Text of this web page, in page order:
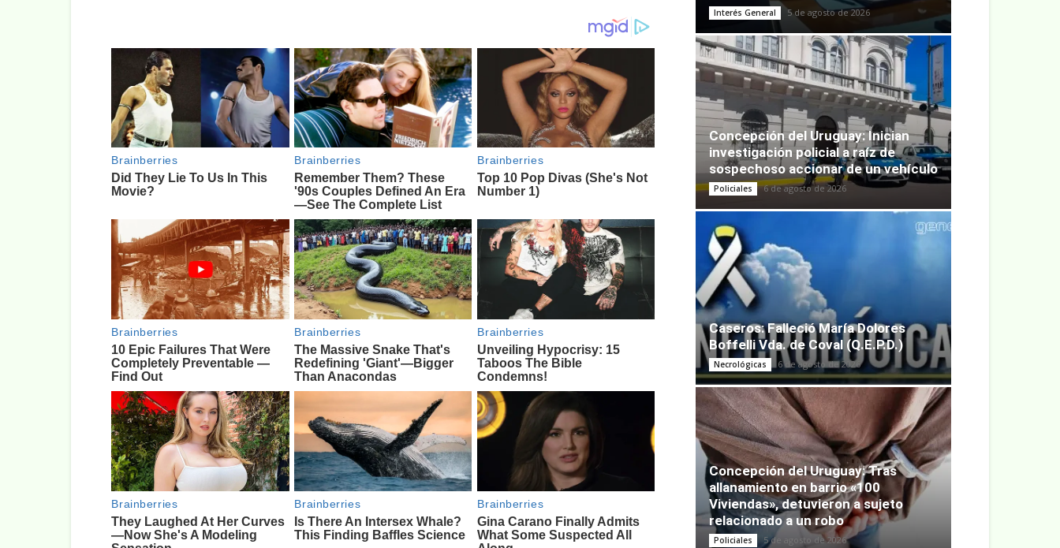
Interés General 5 de agosto de 2026
Concepción del Uruguay: Inician
investigación policial a raíz de
sospechoso accionar de un vehículo
Policiales 6 de agosto de 2026
Caseros: Falleció María Dolores
Boffelli Vda. de Coval (Q.E.P.D.)
Necrológicas 6 de agosto de 2026
Concepción del Uruguay: Tras
allanamiento en barrio «100
Viviendas», detuvieron a sujeto
relacionado a un robo
Policiales 5 de agosto de 2026